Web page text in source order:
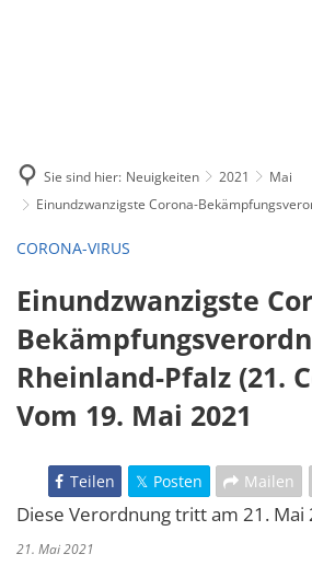
Sie sind hier: Neuigkeiten 2021
Mai
Einundzwanzigste Corona-
CORONA-VIRUS
Einundzwanzigste
Rheinland-Pfalz (21.
Vom 19. Mai 2021
Teilen Posten Mailen
Diese Verordnung tritt am 21. Mai
21. Mai 2021